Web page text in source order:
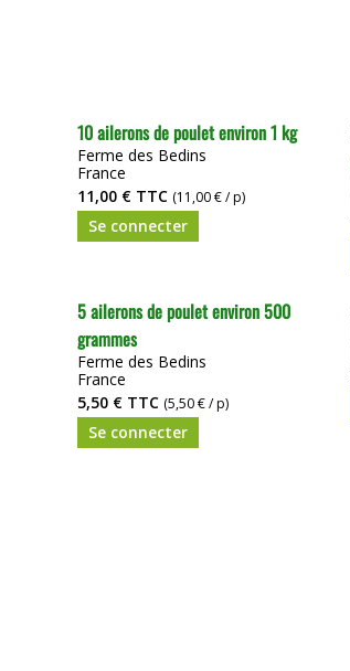
10 ailerons de poulet environ 1 kg
Ferme des Bedins
France
11,00 € TTC (11,00 € / p)
Se connecter
5 ailerons de poulet environ 500
grammes
Ferme des Bedins
France
5,50 € TTC (5,50 € / p)
Se connecter